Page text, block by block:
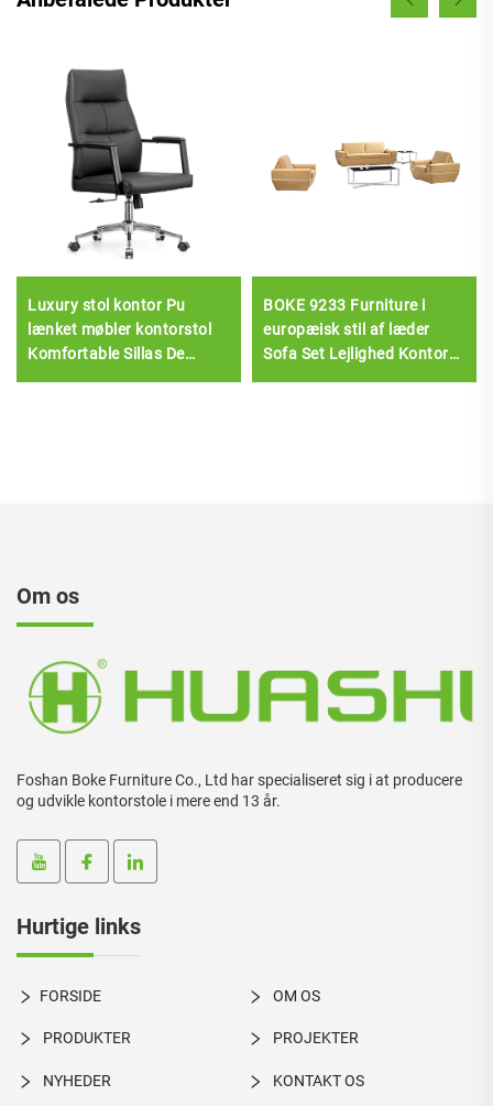
Luxury stol kontor Pu
lænket møbler kontorstol
Komfortable Sillas De
BOKE 9233 Furniture i
europæisk stil af læder
Sofa Set Lejlighed Kontor
Om os
Foshan Boke Furniture Co., Ltd har specialiseret sig i at producere
og udvikle kontorstole i mere end 13 år.
Hurtige links
FORSIDE OM OS
PRODUKTER PROJEKTER
NYHEDER KONTAKT OS